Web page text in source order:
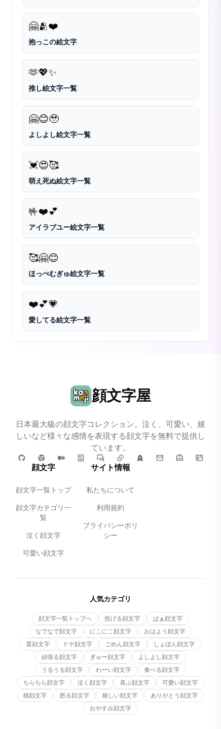
🤗🫂❤️
抱っこの絵文字
🫶💖✨
推し絵文字一覧
🤗😊🥹
よしよし絵文字一覧
💓😍🥰
萌え死ぬ絵文字一覧
🤟❤️💕
アイラブユー絵文字一覧
🥰🤗😊
ほっぺむぎゅ絵文字一覧
❤️💕💗
愛してる絵文字一覧
顔文字屋
日本最大級の顔文字コレクション。泣く、可愛い、嬉
しいなど様々な感情を表現する顔文字を無料で提供し
ています。
顔文字
顔文字一覧トップ
顔文字カテゴリ一
覧
泣く顔文字
可愛い顔文字
サイト情報
私たちについて
利用規約
プライバシーポリ
シー
人気カテゴリ
顔文字一覧トップへ 投げる顔文字
ぱぁ顔文字
なでなで顔文字
にこにこ顔文字
おはよう顔文字
星顔文字
ドヤ顔文字 ごめん顔文字
しょぼん顔文字
頑張る顔文字
ぎゅー顔文字
よしよし顔文字
うるうる顔文字
わーい顔文字
食べる顔文字
ちらちら顔文字
泣く顔文字 喜ぶ顔文字
可愛い顔文字
猫顔文字
怒る顔文字 嬉しい顔文字
ありがとう顔文字
おやすみ顔文字